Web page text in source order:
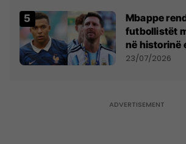
Mbappe
futbollistët
në historinë
Botës,
23/07/2026